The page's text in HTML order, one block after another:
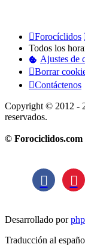
Forocíclidos
Todos los
Ajustes de
Borrar
Contáctenos
Copyright © 2012 -
reservados.
© Forociclidos.com
Desarrollado por
Traducción al